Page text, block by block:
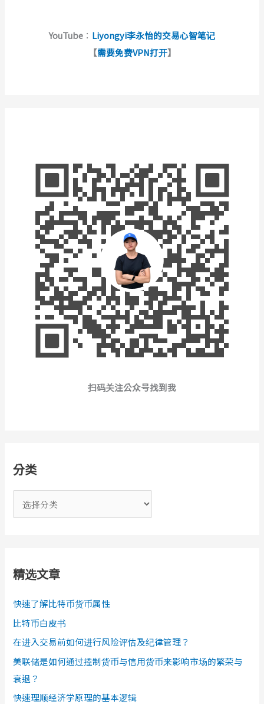
YouTube ： Liyongyi李永怡的交易心智笔记
【需要免费VPN打开】
扫码关注公众号找到我
分类
类
精选文章
快速了解比特币货币属性
比特币白皮书
在进入交易前如何进行风险评估及纪律管理？
美联储是如何通过控制货币与信用货币来影响市场的繁荣与
衰退？
快速理顺经济学原理的基本逻辑